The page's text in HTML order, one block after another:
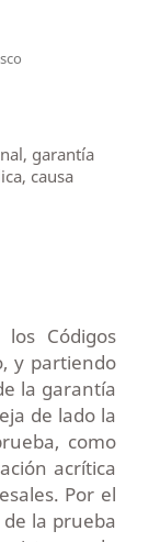
garantía
causa
Códigos
y partiendo
la garantía
de lado la
como
acrítica
Por el
la prueba